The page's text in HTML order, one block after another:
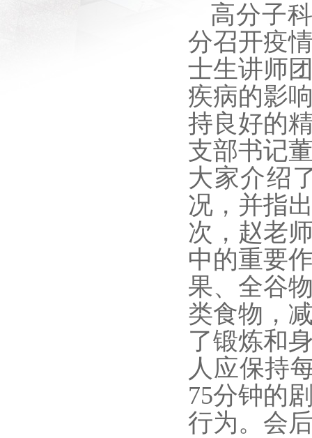
高分子
分召开疫
士生讲师
疾病的影
持良好的
支部书记
大家介绍
况，并指
次，赵老
中的重要
果、全谷
类食物，
了锻炼和
人应保持
75分钟的
行为。 会